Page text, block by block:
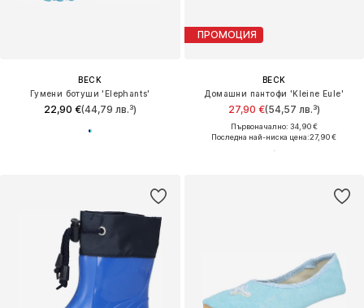
BECK
Гумени ботуши 'Elephants'
22,90 €(44,79 лв.³)
ПРОМОЦИЯ
BECK
Домашни пантофи 'Kleine Eule'
27,90 €(54,57 лв.³)
Първоначално: 34,90 €
Последна най-ниска цена:27,90 €